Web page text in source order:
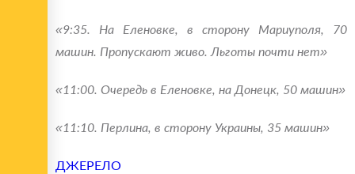
«9:35. На Еленовке, в сторону Мариуполя, 70
машин. Пропускают живо. Льготы почти нет»
«11:00. Очередь в Еленовке, на Донецк, 50 машин»
«11:10. Перлина, в сторону Украины, 35 машин»
ДЖЕРЕЛО